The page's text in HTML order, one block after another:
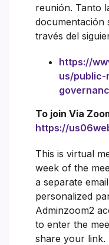
reunión. Tanto
documentación
través del
https://
us/public-
To join Via
https://
This is virtual
week of the
a separate
personalized
Adminzoom2
to enter the
share your link.